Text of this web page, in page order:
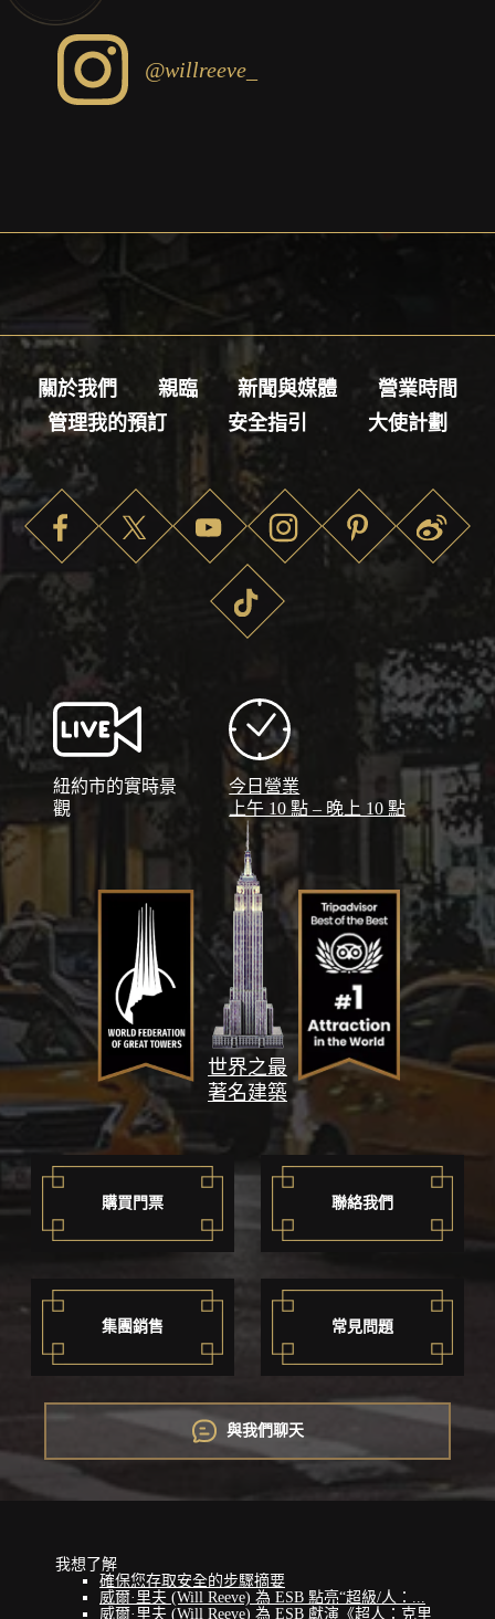
@willreeve_
關於我們 親臨 新聞與媒體
營業時間
管理我的預訂
安全指引 大使計劃
購買門票 聯絡我們
集團銷售 常見問題
與我們聊天
紐約市的實時景
觀
今日營業
上午 10 點 – 晚上 10 點
世界之最
著名建築
我想了解
確保您存取安全的步驟摘要
威爾·里夫 (Will Reeve) 為 ESB 點亮“超級/人：...
威爾·里夫 (Will Reeve) 為 ESB 獻演《超人：克里